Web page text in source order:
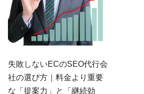
失敗しないECのSEO代行会
社の選び方｜料金より重要
な「提案力」と「継続効